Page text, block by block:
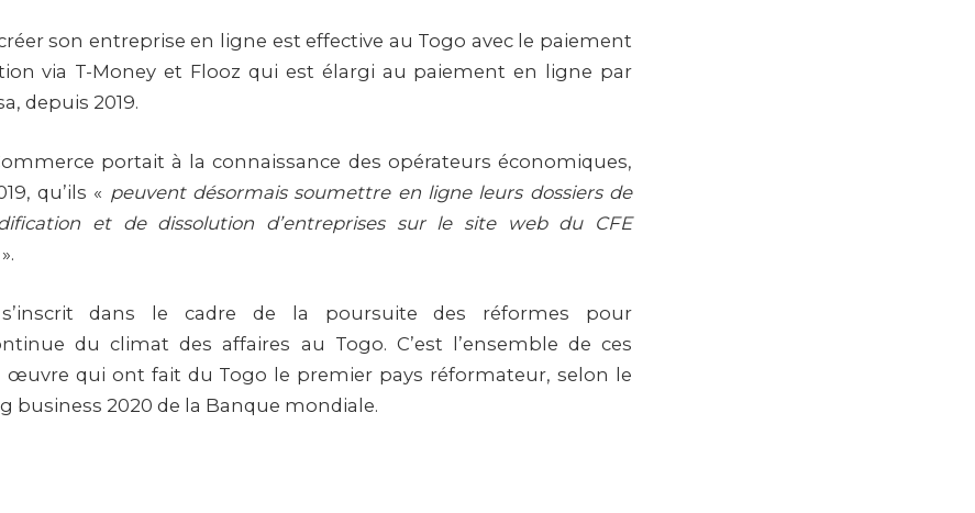
son entreprise en ligne est effective au Togo avec le paiement
via T-Money et Flooz qui est élargi au paiement en ligne par
depuis 2019.
portait à la connaissance des opérateurs économiques,
qu’ils « peuvent désormais soumettre en ligne leurs dossiers de
et de dissolution d’entreprises sur le site web du CFE
dans le cadre de la poursuite des réformes pour
du climat des affaires au Togo. C’est l’ensemble de ces
œuvre qui ont fait du Togo le premier pays réformateur, selon le
business 2020 de la Banque mondiale.